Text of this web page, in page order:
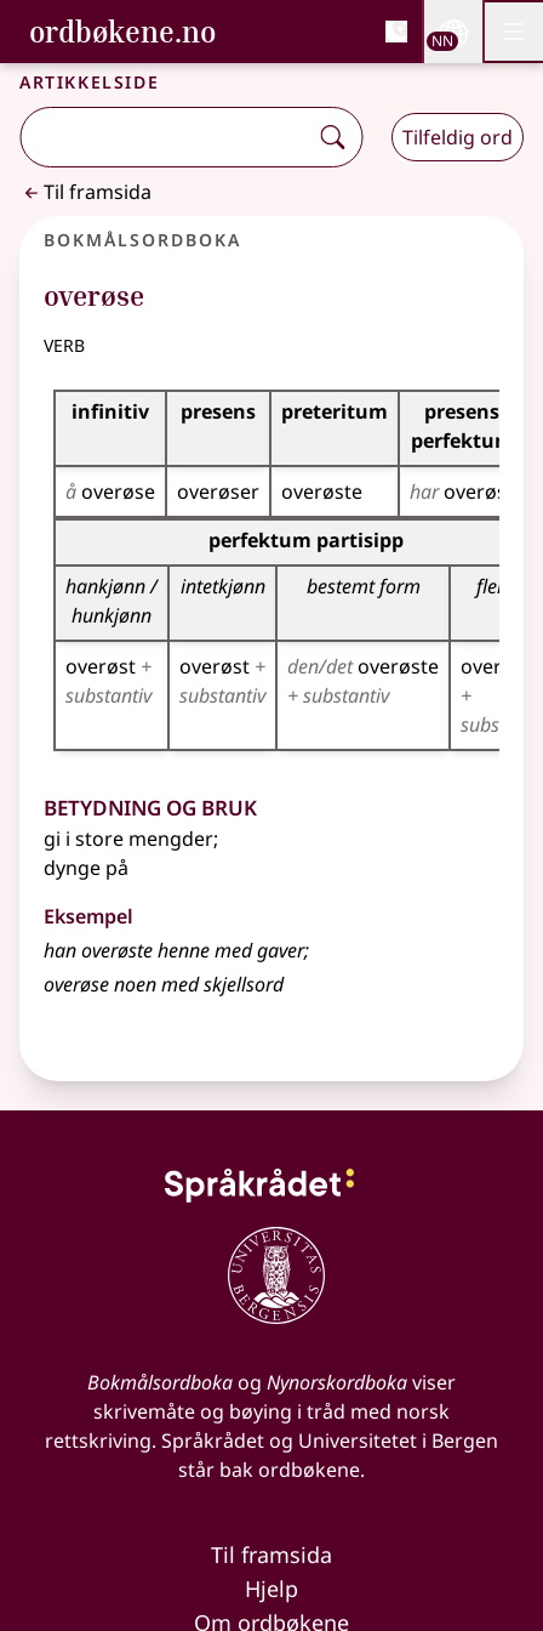
Gå til hovudinnhald
Tilgjenge
ordbøkene.no, Bokmålsordboka og
Bokmålsordboka og Nynorskordboka
NN
Artikkelside
Tilfeldig ord
Til framsida
Bokmålsordboka
overøse
verb
Bøyingstabell for dette verbet
infinitiv presens preteritum
presens
perfektum
åoverøse overøser overøste haroverøst
Bøyingstabell for dette verbet (partisippformer)
perfektum partisipp
hankjønn /
hunkjønn
intetkjønn bestemt form flertall
overøst +
substantiv
overøst +
substantiv
den/detoverøste
+ substantiv
overøste
+
Betydning og bruk
gi i store mengder;
dynge på
Eksempel
han overøste henne med gaver;
overøsenoen med skjellsord
Bokmålsordbokaog Nynorskordbokaviser
skrivemåte og bøying i tråd med norsk
rettskriving. Språkrådet og Universitetet i Bergen
står bak ordbøkene.
Til framsida
Hjelp
Om ordbøkene